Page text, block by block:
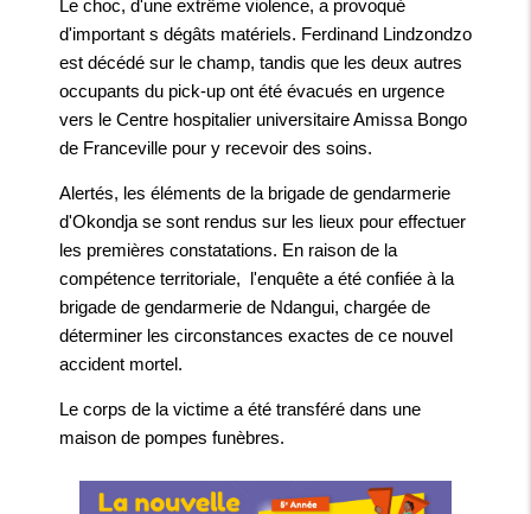
Le choc, d'une extrême violence, a provoqué
d'important s dégâts matériels. Ferdinand Lindzondzo
est décédé sur le champ, tandis que les deux autres
occupants du pick-up ont été évacués en urgence
vers le Centre hospitalier universitaire Amissa Bongo
de Franceville pour y recevoir des soins.
Alertés, les éléments de la brigade de gendarmerie
d'Okondja se sont rendus sur les lieux pour effectuer
les premières constatations. En raison de la
compétence territoriale, l'enquête a été confiée à la
brigade de gendarmerie de Ndangui, chargée de
déterminer les circonstances exactes de ce nouvel
accident mortel.
Le corps de la victime a été transféré dans une
maison de pompes funèbres.